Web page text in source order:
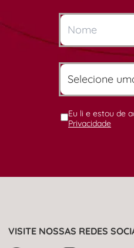
Eu li e estou de
Privacidade
VISITE NOSSAS REDES